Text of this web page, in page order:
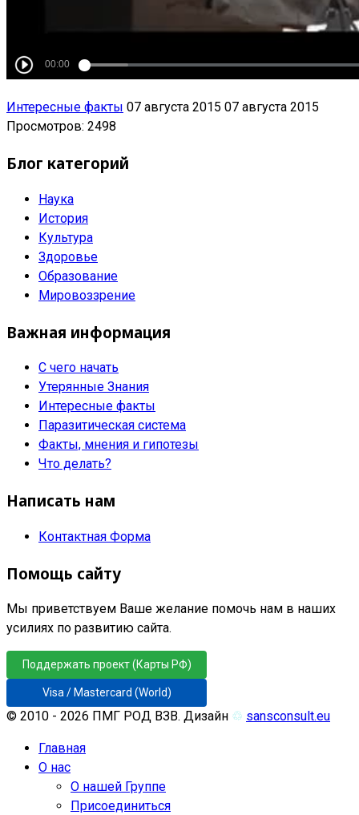
Интересные факты 07 августа 2015 07 августа 2015
Просмотров: 2498
Блог категорий
Наука
История
Культура
Здоровье
Образование
Мировоззрение
Важная информация
С чего начать
Утерянные Знания
Интересные факты
Паразитическая система
Факты, мнения и гипотезы
Что делать?
Написать нам
Контактная Форма
Помощь сайту
Мы приветствуем Ваше желание помочь нам в наших
усилиях по развитию сайта.
Поддержать проект (Карты РФ)
Visa / Mastercard (World)
© 2010 - 2026 ПМГ РОД ВЗВ. Дизайн ♲ sansconsult.eu
Главная
О нас
О нашей Группе
Присоединиться